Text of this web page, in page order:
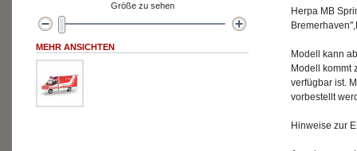
Herpa MB
Modell kann
Modell kommt
verfügbar ist.
vorbestellt
Hinweise zur
Größe zu sehen
MEHR ANSICHTEN